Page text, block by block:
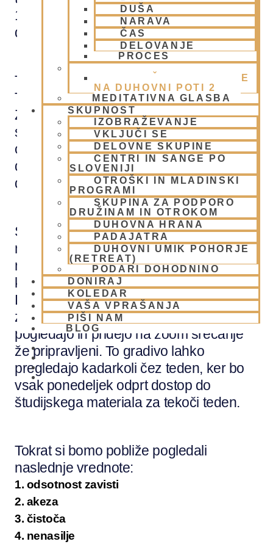
DUŠA
NARAVA
ČAS
DELOVANJE
PROCES
KLJUČNE VREDNOTE
NA DUHOVNI POTI 2
MEDITATIVNA GLASBA
SKUPNOST
IZOBRAŽEVANJE
VKLJUČI SE
DELOVNE SKUPINE
CENTRI IN SANGE PO
SLOVENIJI
OTROŠKI IN MLADINSKI
PROGRAMI
SKUPINA ZA PODPORO
DRUŽINAM IN OTROKOM
DUHOVNA HRANA
PADAJATRA
DUHOVNI UMIK POHORJE
(RETREAT)
PODARI DOHODNINO
DONIRAJ
KOLEDAR
VAŠA VPRAŠANJA
PIŠI NAM
BLOG
01 431 21 24
10.00. ure zjutraj. (Lahko pa se
dogovorimo tudi za drug termin)
Tečaj bo vodila mataji Prema manjari dd.
Tedenska srečanja bodo potekala preko
Zoom aplikacije. Prisotnost na teh
srečanjih bo za vse prijavljene študente
obvezna, ker bodo na njih imeli
delavnice, vprašanja in odgovore ter
diskusije.
Študentje bodo dobili tudi študijski
material na spletni platformi, kjer bodo
našli video predavanja, domače naloge,
kvize in včasih še druga gradiva.
Pomembno je, da študentje ves material
za posamezno vrednoto predhodno
pogledajo in pridejo na zoom srečanje
že pripravljeni. To gradivo lahko
pregledajo kadarkoli čez teden, ker bo
vsak ponedeljek odprt dostop do
študijskega materiala za tekoči teden.
Tokrat si bomo pobliže pogledali
naslednje vrednote:
1. odsotnost zavisti
2. akeza
3. čistoča
4. nenasilje